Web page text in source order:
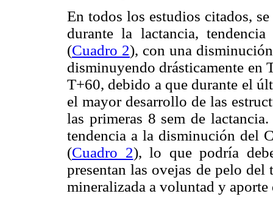
En todos los estudios citados,
durante la lactancia,
(Cuadro 2), con una
disminuyendo drásticamente en
T+60, debido a que durante el
el mayor desarrollo de las
las primeras 8 sem de
tendencia a la disminución del
(Cuadro 2), lo que podría
presentan las ovejas de pelo
mineralizada a voluntad y